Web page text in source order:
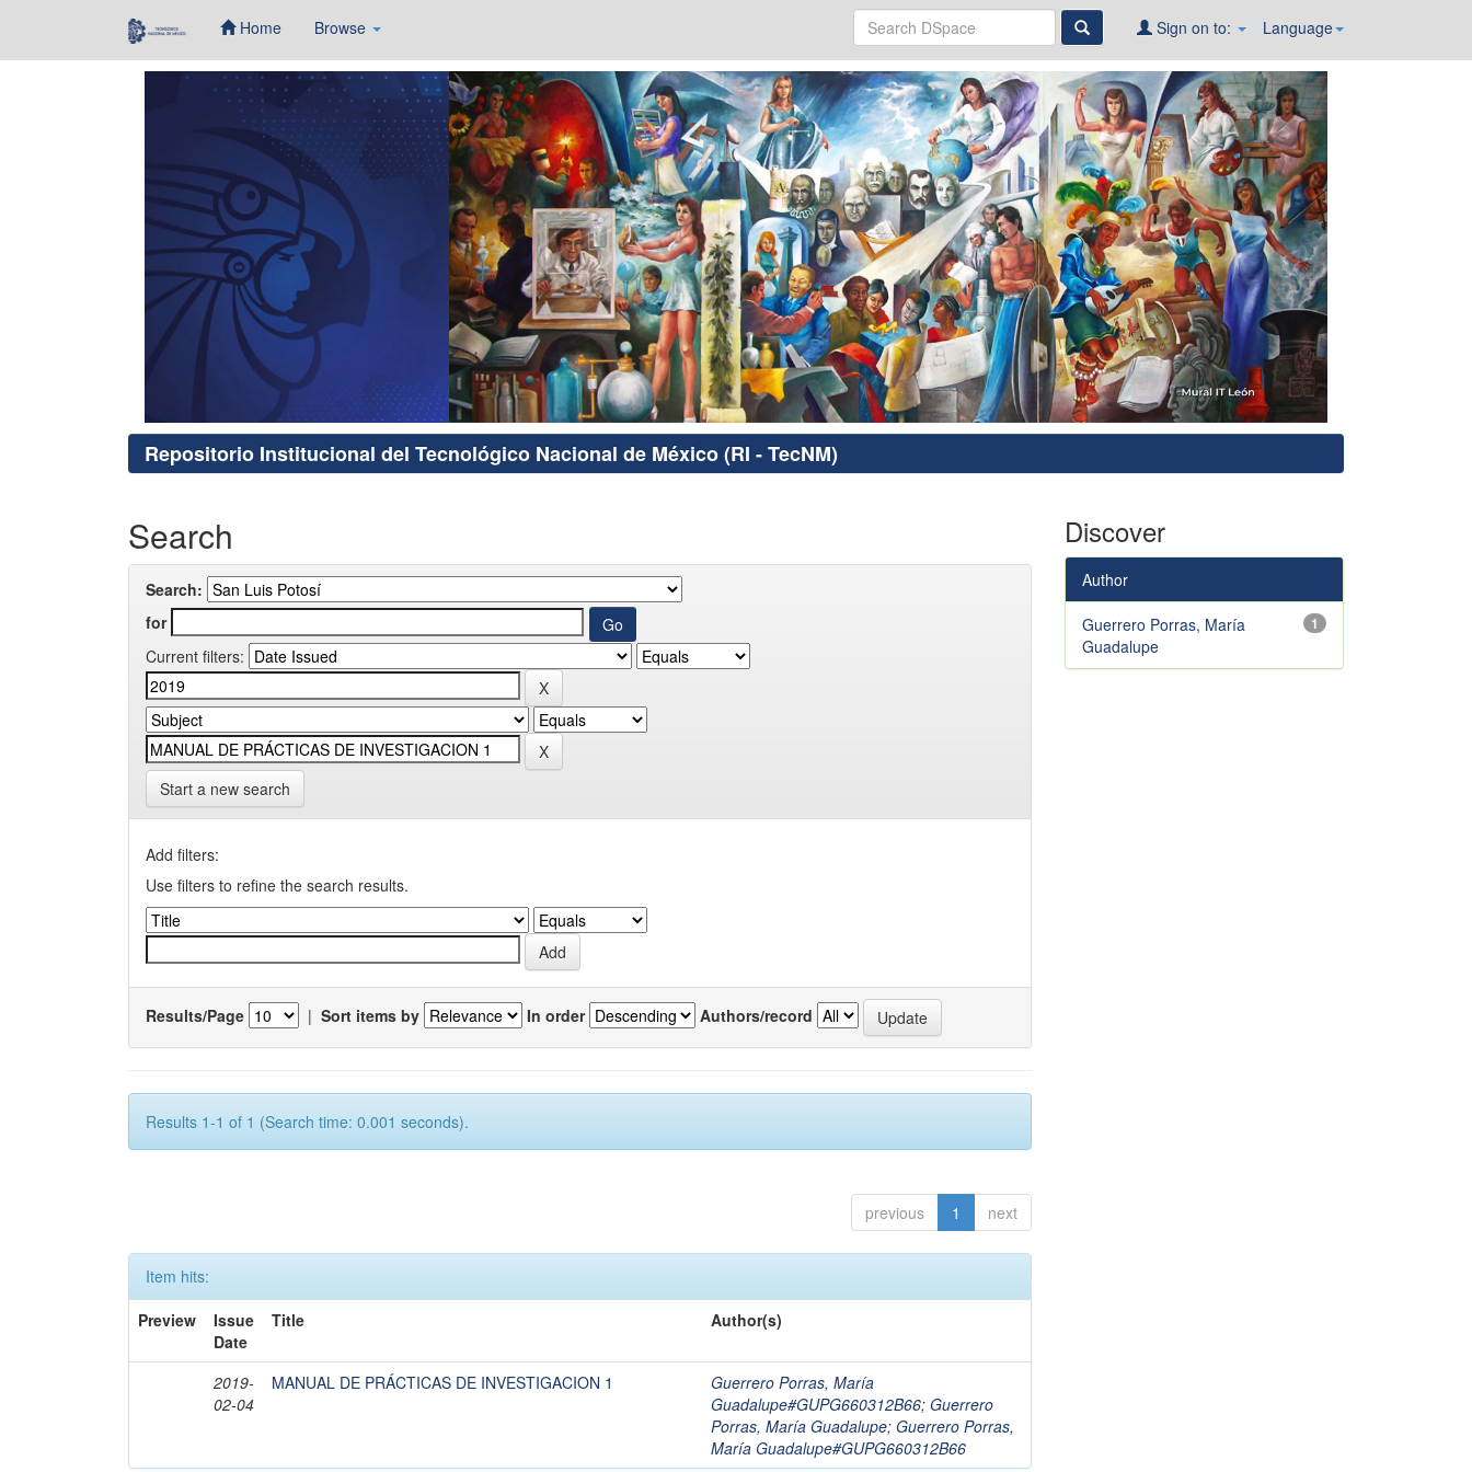
Home Browse Language
Sign on to:
Repositorio Institucional del Tecnológico Nacional de México (RI - TecNM)
Search
Search:
for
Current filters:
Start a new search
Add filters:
Use filters to refine the search results.
Results/Page | Sort items by In order Authors/record
Results 1-1 of 1 (Search time: 0.001 seconds).
previous 1 next
Item hits:
Preview
Issue
Date
Title Author(s)
2019-
02-04
MANUAL DE PRÁCTICAS DE INVESTIGACION 1
Guerrero Porras, María
Guadalupe#GUPG660312B66; Guerrero
Porras, María Guadalupe; Guerrero Porras,
María Guadalupe#GUPG660312B66
Discover
Author
1
Guerrero Porras, María
Guadalupe